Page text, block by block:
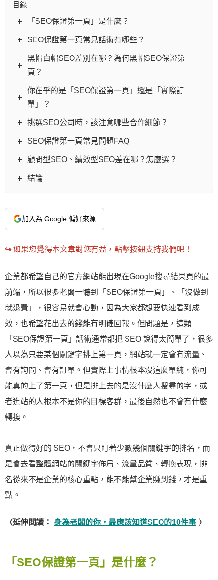
目錄
「SEO保證第一頁」是什麼？
SEO保證第一頁常見話術有哪些？
黑帽白帽SEO差別在哪？為何黑帽SEO保證第一
頁？
你在乎的是「SEO保證第一頁」還是「實際訂
單」？
挑選SEO公司時，該注意哪些合作細節？
SEO保證第一頁常見問題FAQ
顧問型SEO、績效型SEO差在哪？怎麼選？
結論
加入為 Google 偏好來源
↪︎ 如果您覺得本文章對您有益，點擊按鈕支持我們吧！
企業都希望自己的官方網站能出現在Google搜尋結果頁的最
前端，所以很多老闆一聽到「SEO保證第一頁」、「沒做到
就退費」，很容易就會心動，因為大家都想要快速看到成
效，也希望花出去的錢能有明確回報。但問題是，這類
「SEO保證第一頁」話術通常都把 SEO 說得太簡單了，很多
人以為只要某個關鍵字排上第一頁，網站就一定會有流量、
會有詢問、會有訂單。但實際上事情根本沒這麼單純，你可
能真的上了第一頁，但是排上去的是沒什麼人搜尋的字，或
者進站的人根本不是你的目標客群，最後自然也不會有什麼
轉換。
真正做得好的 SEO，不會只盯著少數幾個關鍵字的排名，而
是會去看整體網站的關鍵字佈局、流量品質、轉換表現，排
名從來不是企業的核心重點，能不能幫企業賺到錢，才是重
點。
〈延伸閱讀： 身為老闆的你，最應該知道SEO的10件事 〉
「SEO保證第一頁」是什麼？